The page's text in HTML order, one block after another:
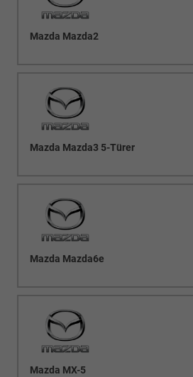
Mazda Mazda2
Mazda Mazda3 5-Türer
Mazda Mazda6e
Mazda MX-5